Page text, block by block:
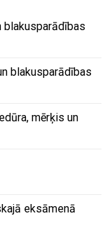
blakusparādības
mērķis un
eksāmenā